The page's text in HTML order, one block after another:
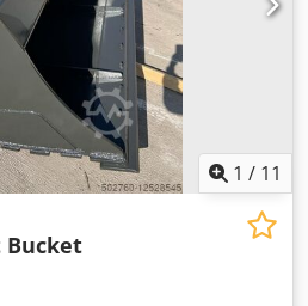
1 / 11
Bucket